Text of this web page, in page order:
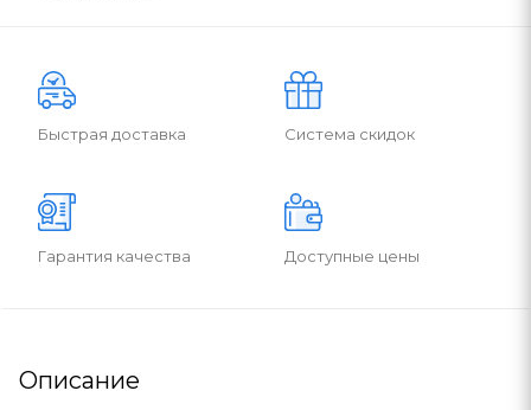
Быстрая доставка Система скидок
Гарантия качества Доступные цены
Описание